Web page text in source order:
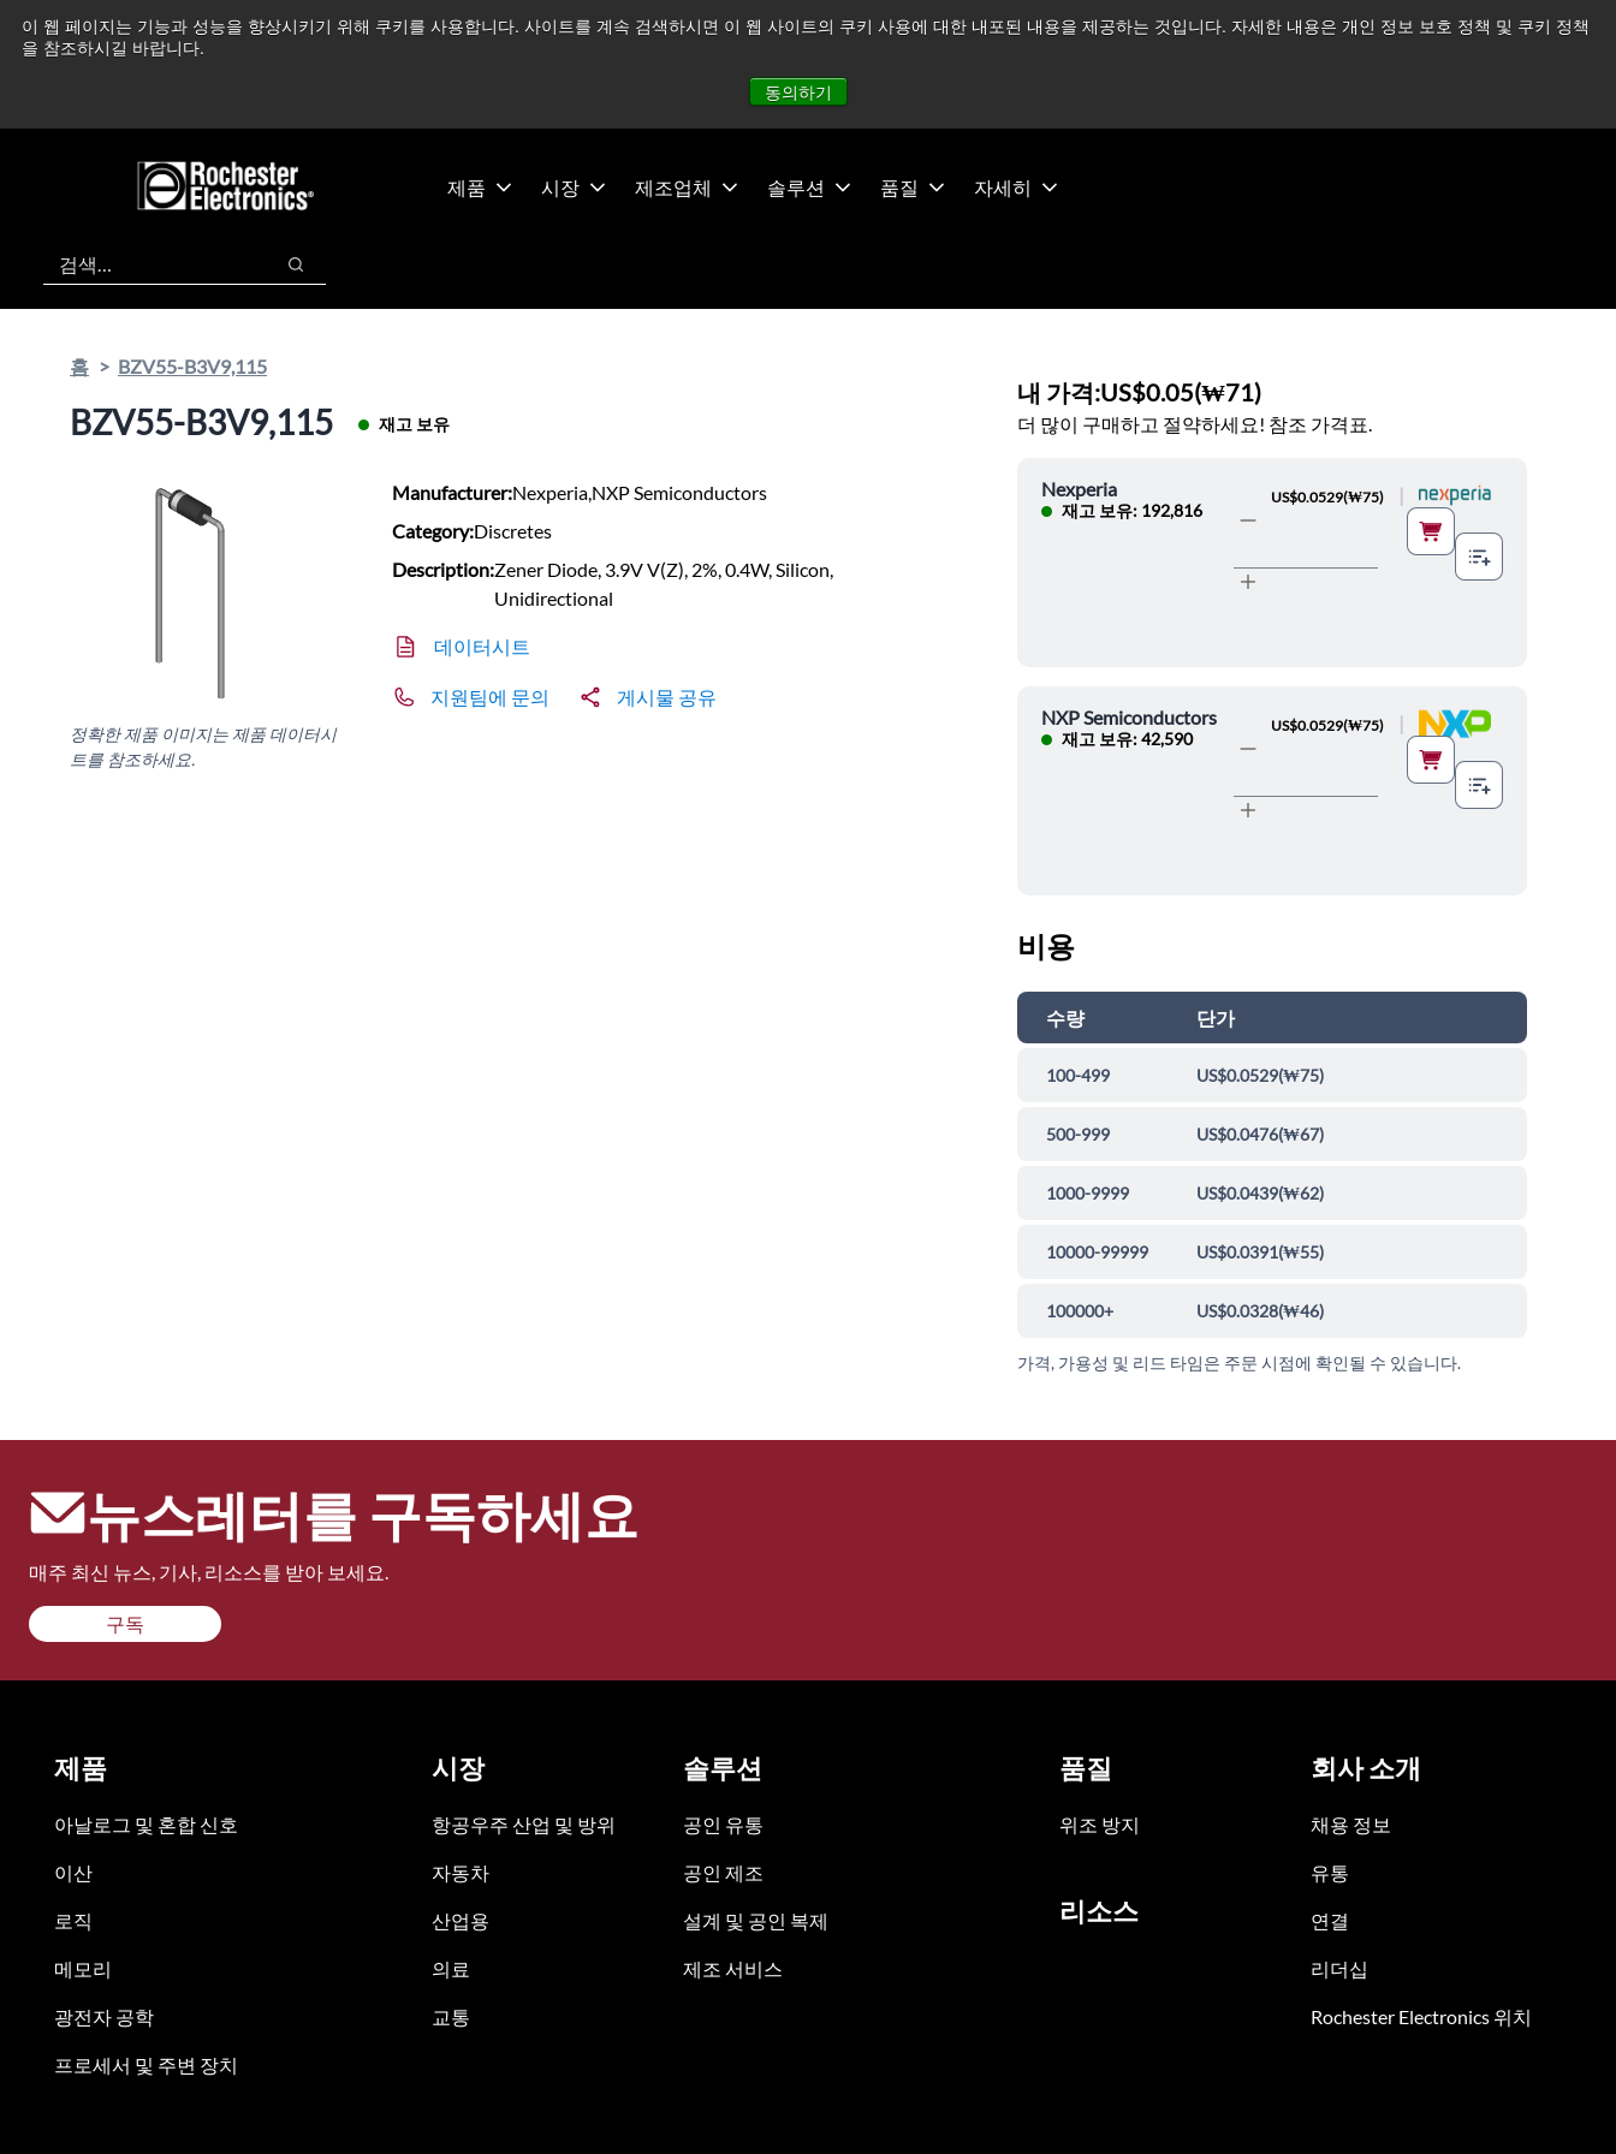
이 웹 페이지는 기능과 성능을 향상시키기 위해 쿠키를 사용합니다. 사이트를 계속 검색하시면 이 웹 사이트의 쿠키 사용에 대한 내포된 내용을 제공하는 것입니다. 자세한 내용은 개인 정보 보호 정책 및 쿠키 정책
을 참조하시길 바랍니다.
동의하기
츠
건
중동 지역 상황을 지속적으로 주시하고 있으며, 모든 서비스는 정상적으로 운영되고 있습니다. 더 읽어보기 →
제품 시장 제조업체 솔루션 품질 자세히
검색
검색
홈 BZV55-B3V9,115
BZV55-B3V9,115 재고 보유
정확한 제품 이미지는 제품 데이터시
트를 참조하세요.
Manufacturer:Nexperia,NXP Semiconductors
Category:Discretes
Description:Zener Diode, 3.9V V(Z), 2%, 0.4W, Silicon,
Unidirectional
데이터시트
지원팀에 문의 게시물 공유
내 가격:US$0.05(₩71)
더 많이 구매하고 절약하세요! 참조 가격표.
Nexperia
재고 보유: 192,816
US$0.0529(₩75)
NXP Semiconductors
재고 보유: 42,590
US$0.0529(₩75)
비용
수량 단가
100-499 US$0.0529(₩75)
500-999 US$0.0476(₩67)
1000-9999 US$0.0439(₩62)
10000-99999 US$0.0391(₩55)
100000+ US$0.0328(₩46)
가격, 가용성 및 리드 타임은 주문 시점에 확인될 수 있습니다.
뉴스레터를 구독하세요
매주 최신 뉴스, 기사, 리소스를 받아 보세요.
구독
제품
아날로그 및 혼합 신호
이산
로직
메모리
광전자 공학
프로세서 및 주변 장치
시장
항공우주 산업 및 방위
자동차
산업용
의료
교통
솔루션
공인 유통
공인 제조
설계 및 공인 복제
제조 서비스
품질
위조 방지
리소스
회사 소개
채용 정보
유통
연결
리더십
Rochester Electronics 위치